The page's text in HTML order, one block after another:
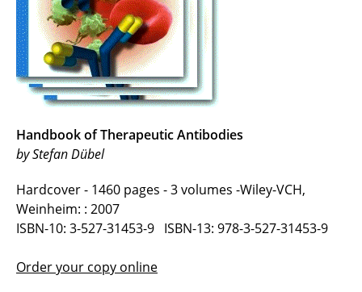
Handbook of Therapeutic Antibodies
by Stefan Dübel
Hardcover - 1460 pages - 3 volumes -Wiley-VCH,
Weinheim: : 2007
ISBN-10: 3-527-31453-9 ISBN-13: 978-3-527-31453-9
Order your copy online